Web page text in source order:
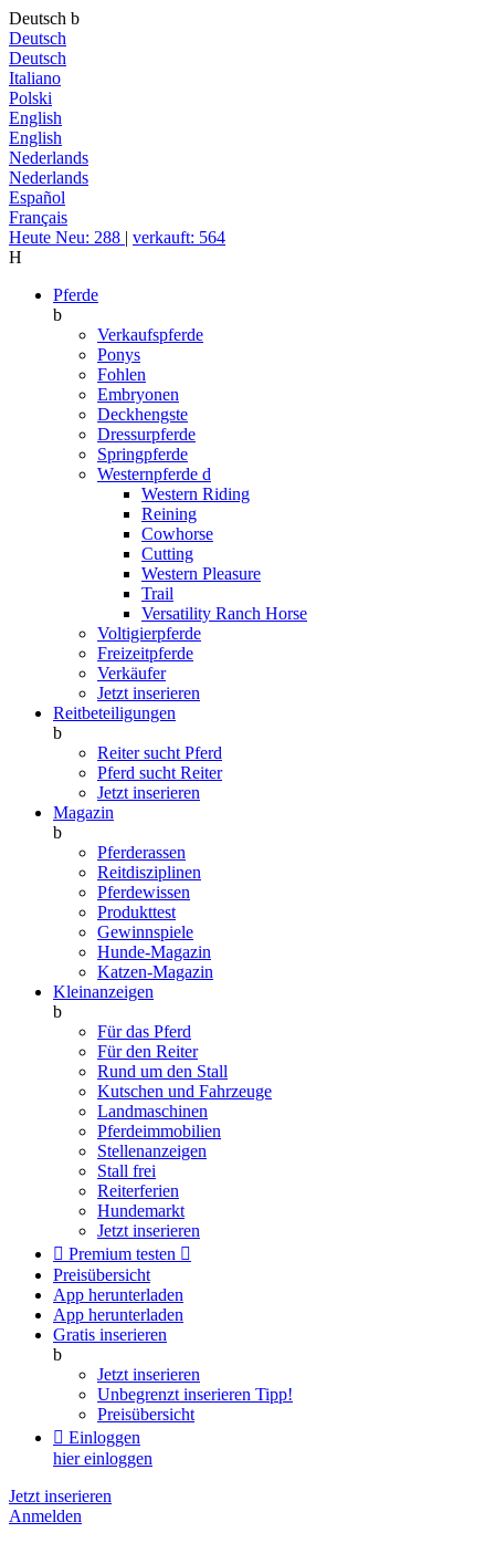
Deutsch b
Deutsch
Deutsch
Italiano
Polski
English
English
Nederlands
Nederlands
Español
Français
Heute Neu: 288 | verkauft: 564
H
Pferde
b
Verkaufspferde
Ponys
Fohlen
Embryonen
Deckhengste
Dressurpferde
Springpferde
Westernpferde d
Western Riding
Reining
Cowhorse
Cutting
Western Pleasure
Trail
Versatility Ranch Horse
Voltigierpferde
Freizeitpferde
Verkäufer
Jetzt inserieren
Reitbeteiligungen
b
Reiter sucht Pferd
Pferd sucht Reiter
Jetzt inserieren
Magazin
b
Pferderassen
Reitdisziplinen
Pferdewissen
Produkttest
Gewinnspiele
Hunde-Magazin
Katzen-Magazin
Kleinanzeigen
b
Für das Pferd
Für den Reiter
Rund um den Stall
Kutschen und Fahrzeuge
Landmaschinen
Pferdeimmobilien
Stellenanzeigen
Stall frei
Reiterferien
Hundemarkt
Jetzt inserieren
 Premium testen 
Preisübersicht
App herunterladen
App herunterladen
Gratis inserieren
b
Jetzt inserieren
Unbegrenzt inserieren Tipp!
Preisübersicht
 Einloggen
hier einloggen
Jetzt inserieren
Anmelden